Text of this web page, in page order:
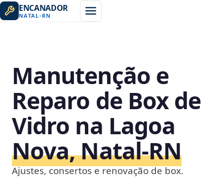
ENCANADOR
NATAL-RN
Manutenção e
Reparo de Box de
Vidro na Lagoa
Nova, Natal‑RN
Ajustes, consertos e renovação de box.